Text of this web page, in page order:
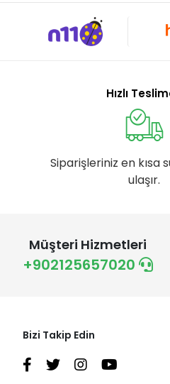
Hızlı
Siparişleriniz en kısa
ulaşır.
Müşteri Hizmetleri
+902125657020
Bizi Takip Edin